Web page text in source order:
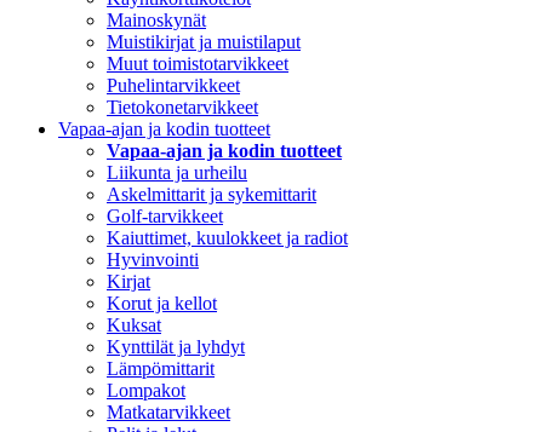
Mainoskynät
Muistikirjat ja muistilaput
Muut toimistotarvikkeet
Puhelintarvikkeet
Tietokonetarvikkeet
Vapaa-ajan ja kodin tuotteet
Vapaa-ajan ja kodin tuotteet
Liikunta ja urheilu
Askelmittarit ja sykemittarit
Golf-tarvikkeet
Kaiuttimet, kuulokkeet ja radiot
Hyvinvointi
Kirjat
Korut ja kellot
Kuksat
Kynttilät ja lyhdyt
Lämpömittarit
Lompakot
Matkatarvikkeet